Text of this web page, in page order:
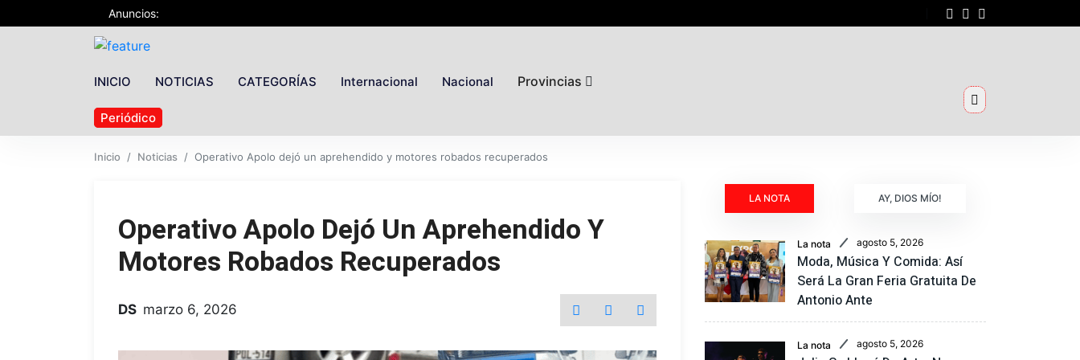
Anuncios:
INICIO NOTICIAS CATEGORÍAS Internacional Nacional Provincias
Periódico
Inicio Noticias Operativo Apolo dejó un aprehendido y motores robados recuperados
Operativo Apolo Dejó Un Aprehendido Y
Motores Robados Recuperados
DS marzo 6, 2026
LA NOTA AY, DIOS MÍO!
La nota agosto 5, 2026
Moda, Música Y Comida: Así
Será La Gran Feria Gratuita De
Antonio Ante
La nota agosto 5, 2026